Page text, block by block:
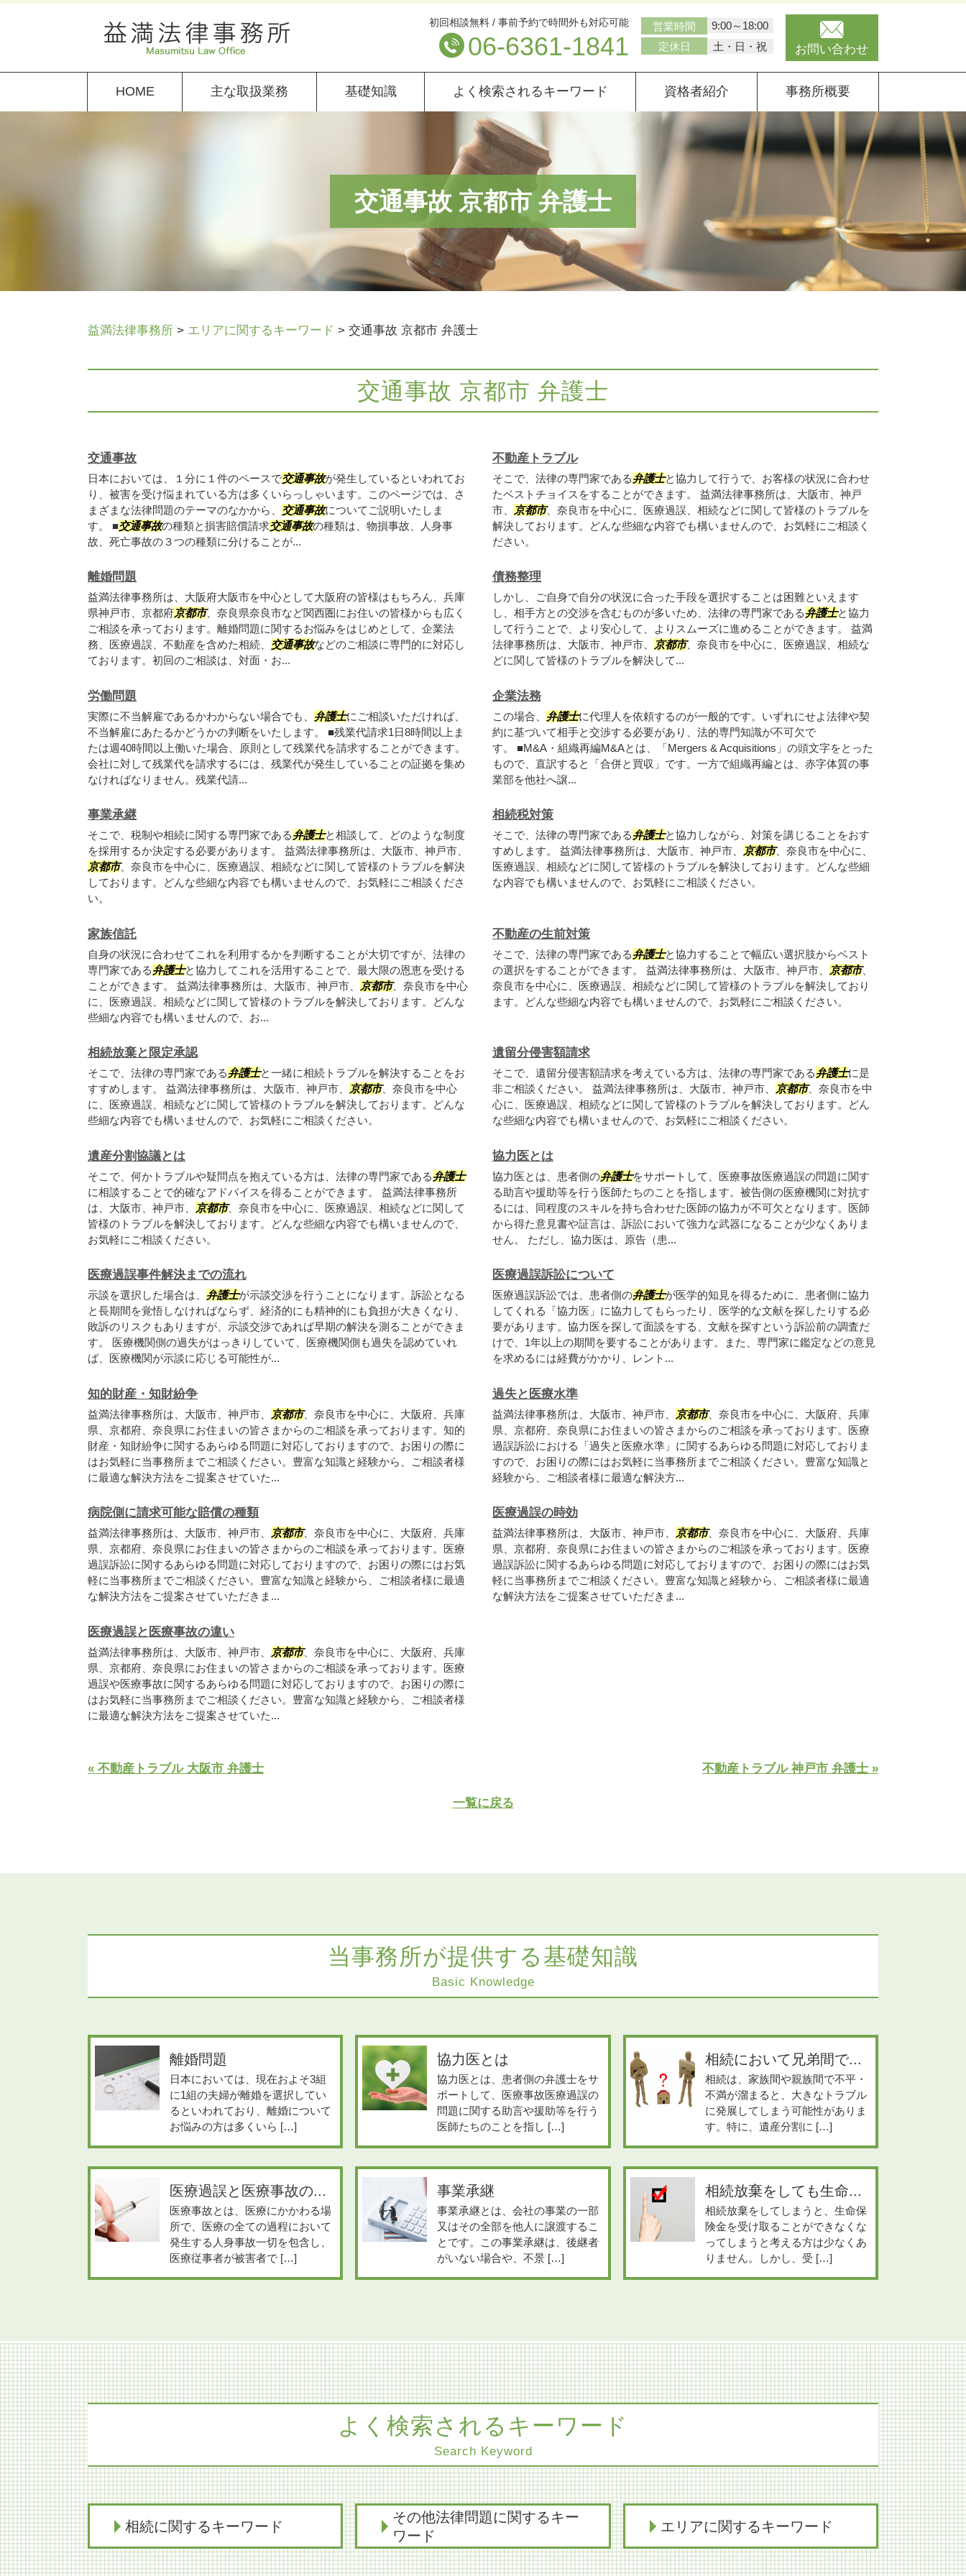
交通事故 京都市 弁護士
初回相談無料 / 事前予約で時間外も対応可能
06-6361-1841
営業時間
9:00～18:00
定休日
土・日・祝 お問い合わせ
HOME 主な取扱業務 基礎知識 よく検索されるキーワード 資格者紹介 事務所概要
益満法律事務所 > エリアに関するキーワード > 交通事故 京都市 弁護士
交通事故 京都市 弁護士
交通事故
日本においては、１分に１件のペースで交通事故が発生しているといわれてお
り、被害を受け悩まれている方は多くいらっしゃいます。このページでは、さ
まざまな法律問題のテーマのなかから、 交通事故についてご説明いたしま
す。 ■交通事故の種類と損害賠償請求交通事故の種類は、物損事故、人身事
故、死亡事故の３つの種類に分けることが...
不動産トラブル
そこで、法律の専門家である弁護士と協力して行うで、お客様の状況に合わせ
たベストチョイスをすることができます。 益満法律事務所は、大阪市、神戸
市、
京都市、奈良市を中心に、医療過誤、相続などに関して皆様のトラブルを
解決しております。どんな些細な内容でも構いませんので、お気軽にご相談く
ださい。
離婚問題
益満法律事務所は、大阪府大阪市を中心として大阪府の皆様はもちろん、兵庫
県神戸市、京都府京都市、奈良県奈良市など関西圏にお住いの皆様からも広く
ご相談を承っております。離婚問題に関するお悩みをはじめとして、企業法
務、医療過誤、不動産を含めた相続、 交通事故などのご相談に専門的に対応し
ております。初回のご相談は、対面・お...
債務整理
しかし、ご自身で自分の状況に合った手段を選択することは困難といえます
し、相手方との交渉を含むものが多いため、法律の専門家である弁護士と協力
して行うことで、より安心して、よりスムーズに進めることができます。 益満
法律事務所は、大阪市、神戸市、
京都市、奈良市を中心に、医療過誤、相続な
どに関して皆様のトラブルを解決して...
労働問題
実際に不当解雇であるかわからない場合でも、 弁護士にご相談いただければ、
不当解雇にあたるかどうかの判断をいたします。 ■残業代請求1日8時間以上ま
たは週40時間以上働いた場合、原則として残業代を請求することができます。
会社に対して残業代を請求するには、残業代が発生していることの証拠を集め
なければなりません。残業代請...
企業法務
この場合、 弁護士に代理人を依頼するのが一般的です。いずれにせよ法律や契
約に基づいて相手と交渉する必要があり、法的専門知識が不可欠で
す。 ■M&A・組織再編M&Aとは、「Mergers & Acquisitions」の頭文字をとった
もので、直訳すると「合併と買収」です。一方で組織再編とは、赤字体質の事
業部を他社へ譲...
事業承継
そこで、税制や相続に関する専門家である弁護士と相談して、どのような制度
を採用するか決定する必要があります。 益満法律事務所は、大阪市、神戸市、
京都市、奈良市を中心に、医療過誤、相続などに関して皆様のトラブルを解決
しております。どんな些細な内容でも構いませんので、お気軽にご相談くださ
い。
相続税対策
そこで、法律の専門家である弁護士と協力しながら、対策を講じることをおす
すめします。 益満法律事務所は、大阪市、神戸市、
京都市、奈良市を中心に、
医療過誤、相続などに関して皆様のトラブルを解決しております。どんな些細
な内容でも構いませんので、お気軽にご相談ください。
家族信託
自身の状況に合わせてこれを利用するかを判断することが大切ですが、法律の
専門家である弁護士と協力してこれを活用することで、最大限の恩恵を受ける
ことができます。 益満法律事務所は、大阪市、神戸市、
京都市、奈良市を中心
に、医療過誤、相続などに関して皆様のトラブルを解決しております。どんな
些細な内容でも構いませんので、お...
不動産の生前対策
そこで、法律の専門家である弁護士と協力することで幅広い選択肢からベスト
の選択をすることができます。 益満法律事務所は、大阪市、神戸市、
京都市、
奈良市を中心に、医療過誤、相続などに関して皆様のトラブルを解決しており
ます。どんな些細な内容でも構いませんので、お気軽にご相談ください。
相続放棄と限定承認
そこで、法律の専門家である弁護士と一緒に相続トラブルを解決することをお
すすめします。 益満法律事務所は、大阪市、神戸市、
京都市、奈良市を中心
に、医療過誤、相続などに関して皆様のトラブルを解決しております。どんな
些細な内容でも構いませんので、お気軽にご相談ください。
遺留分侵害額請求
そこで、遺留分侵害額請求を考えている方は、法律の専門家である弁護士に是
非ご相談ください。 益満法律事務所は、大阪市、神戸市、
京都市、奈良市を中
心に、医療過誤、相続などに関して皆様のトラブルを解決しております。どん
な些細な内容でも構いませんので、お気軽にご相談ください。
遺産分割協議とは
そこで、何かトラブルや疑問点を抱えている方は、法律の専門家である弁護士
に相談することで的確なアドバイスを得ることができます。 益満法律事務所
は、大阪市、神戸市、
京都市、奈良市を中心に、医療過誤、相続などに関して
皆様のトラブルを解決しております。どんな些細な内容でも構いませんので、
お気軽にご相談ください。
協力医とは
協力医とは、患者側の弁護士をサポートして、医療事故医療過誤の問題に関す
る助言や援助等を行う医師たちのことを指します。被告側の医療機関に対抗す
るには、同程度のスキルを持ち合わせた医師の協力が不可欠となります。医師
から得た意見書や証言は、訴訟において強力な武器になることが少なくありま
せん。 ただし、協力医は、原告（患...
医療過誤事件解決までの流れ
示談を選択した場合は、 弁護士が示談交渉を行うことになります。訴訟となる
と長期間を覚悟しなければならず、経済的にも精神的にも負担が大きくなり、
敗訴のリスクもありますが、示談交渉であれば早期の解決を測ることができま
す。 医療機関側の過失がはっきりしていて、医療機関側も過失を認めていれ
ば、医療機関が示談に応じる可能性が...
医療過誤訴訟について
医療過誤訴訟では、患者側の弁護士が医学的知見を得るために、患者側に協力
してくれる「協力医」に協力してもらったり、医学的な文献を探したりする必
要があります。協力医を探して面談をする、文献を探すという訴訟前の調査だ
けで、1年以上の期間を要することがあります。また、専門家に鑑定などの意見
を求めるには経費がかかり、レント...
知的財産・知財紛争
益満法律事務所は、大阪市、神戸市、 京都市、奈良市を中心に、大阪府、兵庫
県、京都府、奈良県にお住まいの皆さまからのご相談を承っております。知的
財産・知財紛争に関するあらゆる問題に対応しておりますので、お困りの際に
はお気軽に当事務所までご相談ください。豊富な知識と経験から、ご相談者様
に最適な解決方法をご提案させていた...
過失と医療水準
益満法律事務所は、大阪市、神戸市、 京都市、奈良市を中心に、大阪府、兵庫
県、京都府、奈良県にお住まいの皆さまからのご相談を承っております。医療
過誤訴訟における「過失と医療水準」に関するあらゆる問題に対応しておりま
すので、お困りの際にはお気軽に当事務所までご相談ください。豊富な知識と
経験から、ご相談者様に最適な解決方...
病院側に請求可能な賠償の種類
益満法律事務所は、大阪市、神戸市、 京都市、奈良市を中心に、大阪府、兵庫
県、京都府、奈良県にお住まいの皆さまからのご相談を承っております。医療
過誤訴訟に関するあらゆる問題に対応しておりますので、お困りの際にはお気
軽に当事務所までご相談ください。豊富な知識と経験から、ご相談者様に最適
な解決方法をご提案させていただきま...
医療過誤の時効
益満法律事務所は、大阪市、神戸市、 京都市、奈良市を中心に、大阪府、兵庫
県、京都府、奈良県にお住まいの皆さまからのご相談を承っております。医療
過誤訴訟に関するあらゆる問題に対応しておりますので、お困りの際にはお気
軽に当事務所までご相談ください。豊富な知識と経験から、ご相談者様に最適
な解決方法をご提案させていただきま...
医療過誤と医療事故の違い
益満法律事務所は、大阪市、神戸市、 京都市、奈良市を中心に、大阪府、兵庫
県、京都府、奈良県にお住まいの皆さまからのご相談を承っております。医療
過誤や医療事故に関するあらゆる問題に対応しておりますので、お困りの際に
はお気軽に当事務所までご相談ください。豊富な知識と経験から、ご相談者様
に最適な解決方法をご提案させていた...
« 不動産トラブル 大阪市 弁護士 不動産トラブル 神戸市 弁護士 »
一覧に戻る
当事務所が提供する基礎知識
Basic Knowledge
離婚問題
日本においては、現在およそ3組
に1組の夫婦が離婚を選択してい
るといわれており、離婚について
お悩みの方は多くいら […]
協力医とは
協力医とは、患者側の弁護士をサ
ポートして、医療事故医療過誤の
問題に関する助言や援助等を行う
医師たちのことを指し […]
相続において兄弟間で...
相続は、家族間や親族間で不平・
不満が溜まると、大きなトラブル
に発展してしまう可能性がありま
す。特に、遺産分割に […]
医療過誤と医療事故の...
医療事故とは、医療にかかわる場
所で、医療の全ての過程において
発生する人身事故一切を包含し、
医療従事者が被害者で […]
事業承継
事業承継とは、会社の事業の一部
又はその全部を他人に譲渡するこ
とです。この事業承継は、後継者
がいない場合や、不景 […]
相続放棄をしても生命...
相続放棄をしてしまうと、生命保
険金を受け取ることができなくな
ってしまうと考える方は少なくあ
りません。しかし、受 […]
よく検索されるキーワード
Search Keyword
相続に関するキーワード
その他法律問題に関するキー
ワード
エリアに関するキーワード